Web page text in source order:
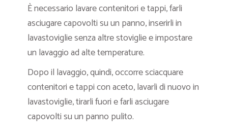
È necessario lavare contenitori e tappi, farli
asciugare capovolti su un panno, inserirli in
lavastoviglie senza altre stoviglie e impostare
un lavaggio ad alte temperature.
Dopo il lavaggio, quindi, occorre sciacquare
contenitori e tappi con aceto, lavarli di nuovo in
lavastoviglie, tirarli fuori e farli asciugare
capovolti su un panno pulito.